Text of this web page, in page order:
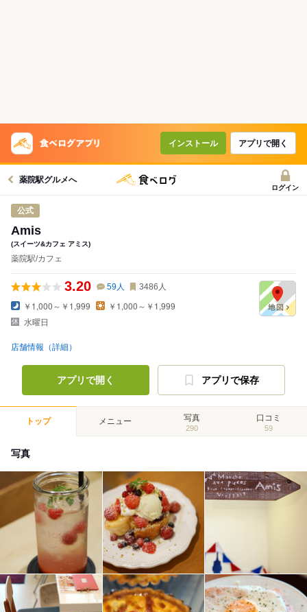
インストール アプリで開く
薬院駅グルメへ
ログイン
公式
Amis
(スイーツ&カフェ アミス)
薬院駅/カフェ
3.20 59人 3486 人
￥1,000～￥1,999
￥1,000～￥1,999
水曜日
店舗情報（詳細）
アプリで開く アプリで保存
トップ メニュー 写真
290
口コミ
59
写真